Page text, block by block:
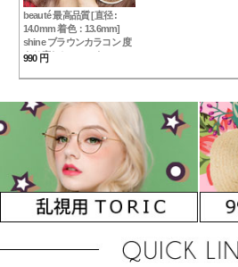
beauté 最高品質 [直径 :
14.0mm 着色：13.6mm]
shine ブラウンカラコン 度
あり度なし~12.00まで
990 円